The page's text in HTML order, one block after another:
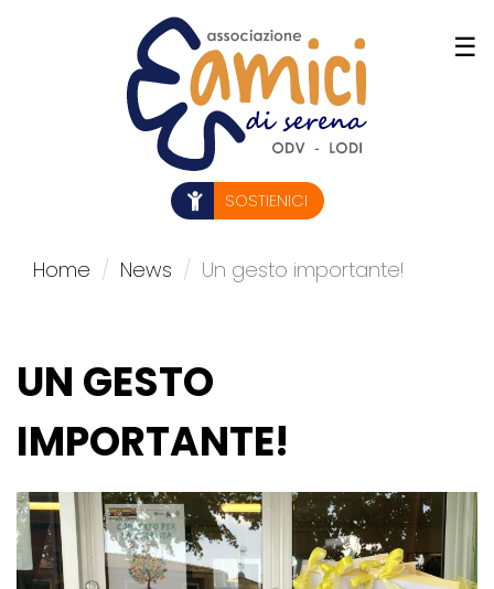
☰
SOSTIENICI
Home News Un gesto importante!
UN GESTO
IMPORTANTE!